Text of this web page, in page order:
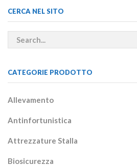
CERCA NEL SITO
CATEGORIE PRODOTTO
Allevamento
Antinfortunistica
Attrezzature Stalla
Biosicurezza